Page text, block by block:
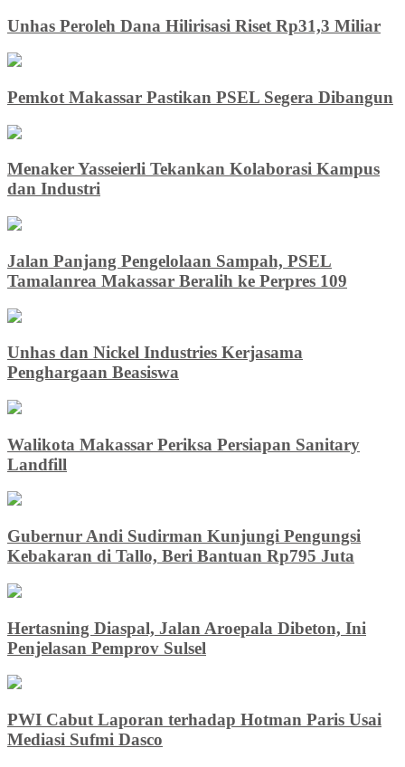
Unhas Peroleh Dana Hilirisasi Riset Rp31,3 Miliar
Pemkot Makassar Pastikan PSEL Segera Dibangun
Menaker Yasseierli Tekankan Kolaborasi Kampus
dan Industri
Jalan Panjang Pengelolaan Sampah, PSEL
Tamalanrea Makassar Beralih ke Perpres 109
Unhas dan Nickel Industries Kerjasama
Penghargaan Beasiswa
Walikota Makassar Periksa Persiapan Sanitary
Landfill
Gubernur Andi Sudirman Kunjungi Pengungsi
Kebakaran di Tallo, Beri Bantuan Rp795 Juta
Hertasning Diaspal, Jalan Aroepala Dibeton, Ini
Penjelasan Pemprov Sulsel
PWI Cabut Laporan terhadap Hotman Paris Usai
Mediasi Sufmi Dasco